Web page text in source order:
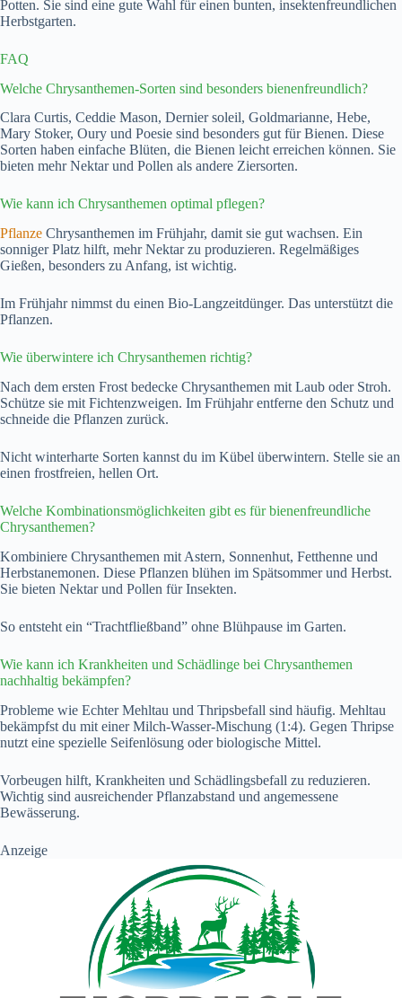
Potten. Sie sind eine gute Wahl für einen bunten, insektenfreundlichen
Herbstgarten.
FAQ
Welche Chrysanthemen-Sorten sind besonders bienenfreundlich?
Clara Curtis, Ceddie Mason, Dernier soleil, Goldmarianne, Hebe,
Mary Stoker, Oury und Poesie sind besonders gut für Bienen. Diese
Sorten haben einfache Blüten, die Bienen leicht erreichen können. Sie
bieten mehr Nektar und Pollen als andere Ziersorten.
Wie kann ich Chrysanthemen optimal pflegen?
Pflanze Chrysanthemen im Frühjahr, damit sie gut wachsen. Ein
sonniger Platz hilft, mehr Nektar zu produzieren. Regelmäßiges
Gießen, besonders zu Anfang, ist wichtig.
Im Frühjahr nimmst du einen Bio-Langzeitdünger. Das unterstützt die
Pflanzen.
Wie überwintere ich Chrysanthemen richtig?
Nach dem ersten Frost bedecke Chrysanthemen mit Laub oder Stroh.
Schütze sie mit Fichtenzweigen. Im Frühjahr entferne den Schutz und
schneide die Pflanzen zurück.
Nicht winterharte Sorten kannst du im Kübel überwintern. Stelle sie an
einen frostfreien, hellen Ort.
Welche Kombinationsmöglichkeiten gibt es für bienenfreundliche
Chrysanthemen?
Kombiniere Chrysanthemen mit Astern, Sonnenhut, Fetthenne und
Herbstanemonen. Diese Pflanzen blühen im Spätsommer und Herbst.
Sie bieten Nektar und Pollen für Insekten.
So entsteht ein “Trachtfließband” ohne Blühpause im Garten.
Wie kann ich Krankheiten und Schädlinge bei Chrysanthemen
nachhaltig bekämpfen?
Probleme wie Echter Mehltau und Thripsbefall sind häufig. Mehltau
bekämpfst du mit einer Milch-Wasser-Mischung (1:4). Gegen Thripse
nutzt eine spezielle Seifenlösung oder biologische Mittel.
Vorbeugen hilft, Krankheiten und Schädlingsbefall zu reduzieren.
Wichtig sind ausreichender Pflanzabstand und angemessene
Bewässerung.
Anzeige